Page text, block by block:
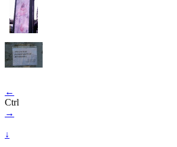
←
Ctrl
→
↓